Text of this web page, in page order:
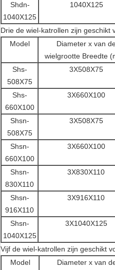
Shdn-
1040X125
1040X125
Drie de wiel-katrollen zijn geschikt
Model
Diameter x van
wielgrootte Breedte
Shs-
508X75
3X508X75
Shs-
660X100
3X660X100
Shsn-
508X75
3X508X75
Shsn-
660X100
3X660X100
Shsn-
830X110
3X830X110
Shsn-
916X110
3X916X110
Shsn-
1040X125
3X1040X125
Vijf de wiel-katrollen zijn geschikt
Model
Diameter x van